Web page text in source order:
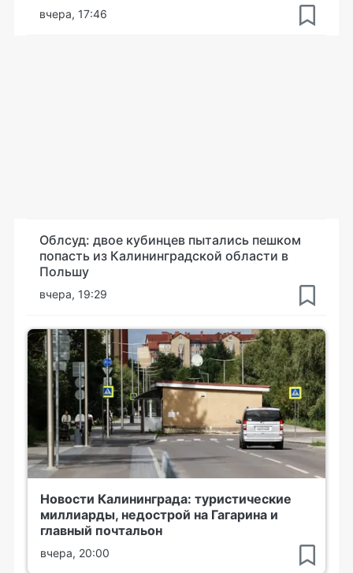
вчера, 17:46
Облсуд: двое кубинцев пытались пешком
попасть из Калининградской области в
Польшу
вчера, 19:29
Новости Калининграда: туристические
миллиарды, недострой на Гагарина и
главный почтальон
вчера, 20:00